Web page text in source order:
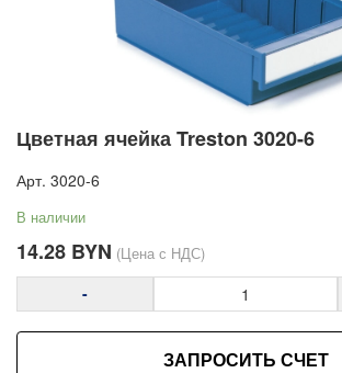
Тележки и тумбы для инструмента
Тумбы, шкафы и тележки
Антистатическая мебель ESD
Мебель для чистых помещений
Перфорированные панели, подвесы и
Пластиковые лотки и ячейки
Пластиковые ящики Стелла-техник
Навесные и штабелируемые ячейки
Откидные короба Стелла-техник
Цветная ячейка Treston 3020-6
Арт. 3020-6
В наличии
14.28 BYN (Цена с НДС)
-
ЗАПРОСИТЬ СЧЕТ